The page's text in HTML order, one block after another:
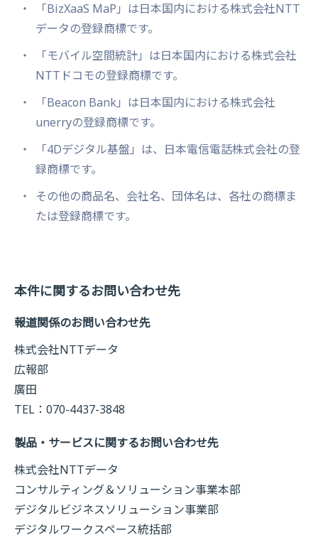
「BizXaaS MaP」は日本国内における株式会社NTT
データの登録商標です。
「モバイル空間統計」は日本国内における株式会社
NTTドコモの登録商標です。
「Beacon Bank」は日本国内における株式会社
unerryの登録商標です。
「4Dデジタル基盤」は、日本電信電話株式会社の登
録商標です。
その他の商品名、会社名、団体名は、各社の商標ま
たは登録商標です。
本件に関するお問い合わせ先
報道関係のお問い合わせ先
株式会社NTTデータ
広報部
廣田
TEL：070-4437-3848
製品・サービスに関するお問い合わせ先
株式会社NTTデータ
コンサルティング＆ソリューション事業本部
デジタルビジネスソリューション事業部
デジタルワークスペース統括部